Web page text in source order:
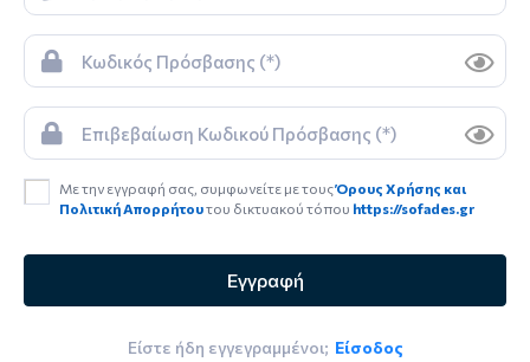
Με την εγγραφή σας, συμφωνείτε με τουςΌρους Χρήσης και
Πολιτική Απορρήτουτου δικτυακού τόπου https://sofades.gr
Εγγραφή
Είστε ήδη εγγεγραμμένοι; Είσοδος